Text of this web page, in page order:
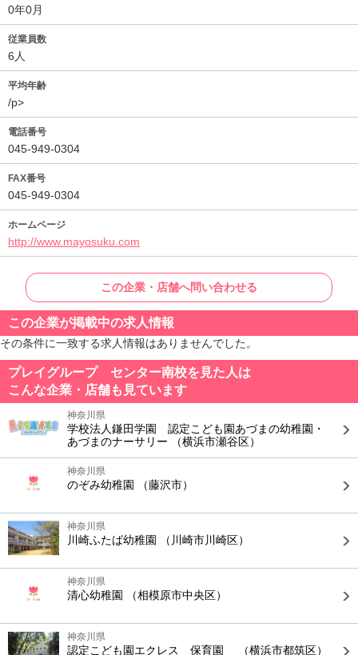
0年0月
従業員数
6人
平均年齢
/p>
電話番号
045-949-0304
FAX番号
045-949-0304
ホームページ
http://www.mayosuku.com
この企業・店舗へ問い合わせる
この企業が掲載中の求人情報
その条件に一致する求人情報はありませんでした。
プレイグループ センター南校を見た人は
こんな企業・店舗も見ています
神奈川県
学校法人鎌田学園 認定こども園あづまの幼稚園・
あづまのナーサリー
（横浜市瀬谷区）
神奈川県
のぞみ幼稚園 （藤沢市）
神奈川県
川崎ふたば幼稚園 （川崎市川崎区）
神奈川県
清心幼稚園 （相模原市中央区）
神奈川県
認定こども園エクレス 保育園 （横浜市都筑区）